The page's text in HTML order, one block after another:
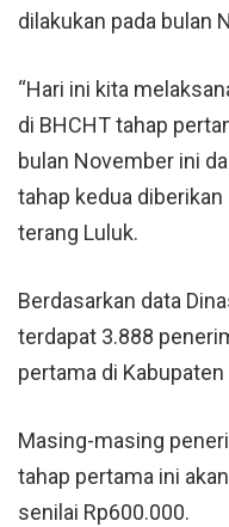
dilakukan pada bulan
“Hari ini kita
di BHCHT tahap
bulan November ini
tahap kedua diberikan
terang Luluk.
Berdasarkan data
terdapat 3.888
pertama di Kabupaten
Masing-masing
tahap pertama ini
senilai Rp600.000.